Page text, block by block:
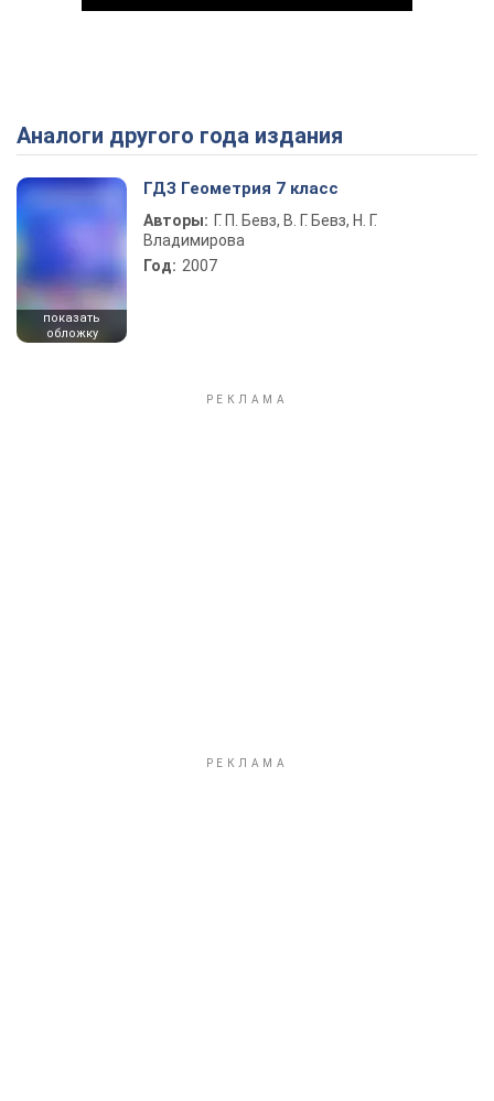
Play Video
Аналоги другого года издания
показать
обложку
ГДЗ Геометрия 7 класс
Авторы: Г. П. Бевз, В. Г. Бевз, Н. Г.
Владимирова
Год: 2007